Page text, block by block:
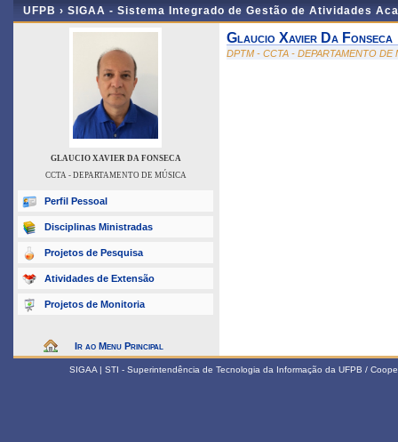
UFPB › SIGAA - Sistema Integrado de Gestão de Atividades
GLAUCIO XAVIER DA FONSECA
CCTA - DEPARTAMENTO DE MÚSICA
Perfil Pessoal
Disciplinas Ministradas
Projetos de Pesquisa
Atividades de Extensão
Projetos de Monitoria
Ir ao Menu Principal
Glaucio Xavier Da Fonseca
DPTM - CCTA - DEPARTAMENTO DE
SIGAA | STI - Superintendência de Tecnologia da Informação da UFPB /